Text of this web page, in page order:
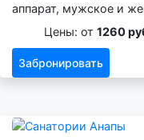
аппарат, мужское и
Цены: от 1260
Забронировать